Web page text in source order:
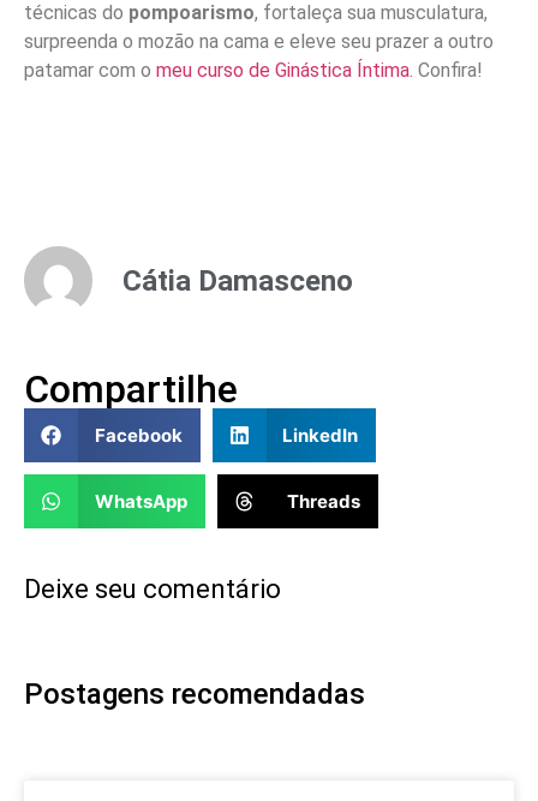
técnicas do pompoarismo, fortaleça sua musculatura,
surpreenda o mozão na cama e eleve seu prazer a outro
patamar com o meu curso de Ginástica Íntima. Confira!
Cátia Damasceno
Compartilhe
Facebook LinkedIn
WhatsApp Threads
Deixe seu comentário
Postagens recomendadas